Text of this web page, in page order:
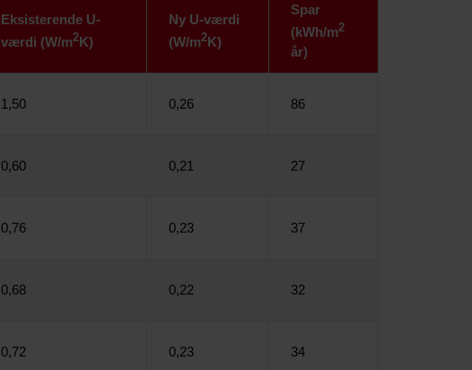
Eksisterende U-
værdi (W/m2K)
Ny U-værdi
(W/m2K)
Spar
(kWh/m2
år)
1,50 0,26 86
0,60 0,21 27
0,76 0,23 37
0,68 0,22 32
0,72 0,23 34